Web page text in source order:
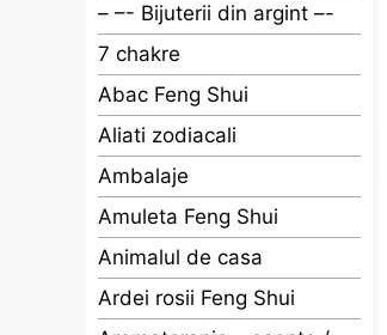
– –- Bijuterii din argint –-
7 chakre
Abac Feng Shui
Aliati zodiacali
Ambalaje
Amuleta Feng Shui
Animalul de casa
Ardei rosii Feng Shui